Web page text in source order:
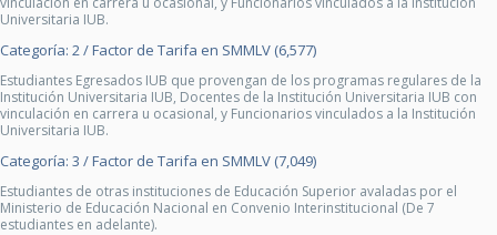
Universitaria IUB.
Categoría: 2 / Factor de Tarifa en SMMLV (6,577)
Estudiantes Egresados IUB que provengan de los programas regulares de la
Institución Universitaria IUB, Docentes de la Institución Universitaria IUB con
vinculación en carrera u ocasional, y Funcionarios vinculados a la Institución
Universitaria IUB.
Categoría: 3 / Factor de Tarifa en SMMLV (7,049)
Estudiantes de otras instituciones de Educación Superior avaladas por el
Ministerio de Educación Nacional en Convenio Interinstitucional (De 7
estudiantes en adelante).